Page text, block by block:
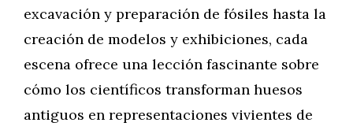
excavación y preparación de fósiles hasta la
creación de modelos y exhibiciones, cada
escena ofrece una lección fascinante sobre
cómo los científicos transforman huesos
antiguos en representaciones vivientes de